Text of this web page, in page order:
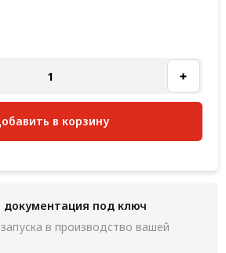
в корзину
документация под ключ
в производство вашей